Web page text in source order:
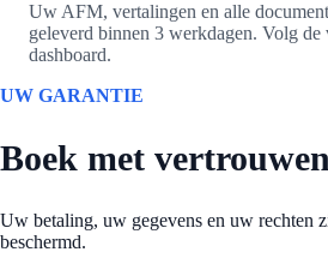
Uw AFM, vertalingen en alle
geleverd binnen 3 werkdagen. Volg
dashboard.
UW GARANTIE
Boek met vertrouwen
Uw betaling, uw gegevens en uw rechten
beschermd.